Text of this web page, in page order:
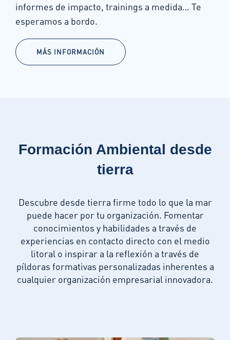
informes de impacto, trainings a medida… Te
esperamos a bordo.
MÁS INFORMACIÓN
Formación Ambiental desde
tierra
Descubre desde tierra firme todo lo que la mar
puede hacer por tu organización. Fomentar
conocimientos y habilidades a través de
experiencias en contacto directo con el medio
litoral o inspirar a la reflexión a través de
píldoras formativas personalizadas inherentes a
cualquier organización empresarial innovadora.